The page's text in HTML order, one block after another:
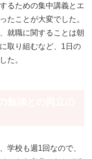
るための集中講義とエ
たことが大変でした。
就職に関することは朝
取り組むなど、1日の
た。
学校も週1回なので、